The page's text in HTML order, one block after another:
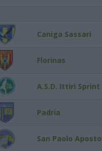
Caniga Sassari
Florinas
A.S.D. Ittiri Sprint
Padria
San Paolo